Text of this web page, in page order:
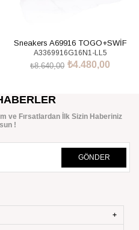
Sneakers A69916 TOGO+SWİF
BEJ+NATURAL
A3369916G16N1-LL5
₺4.480,00
₺8.640,00
ve Fırsatlardan İlk Sizin Haberiniz
!
GÖNDER